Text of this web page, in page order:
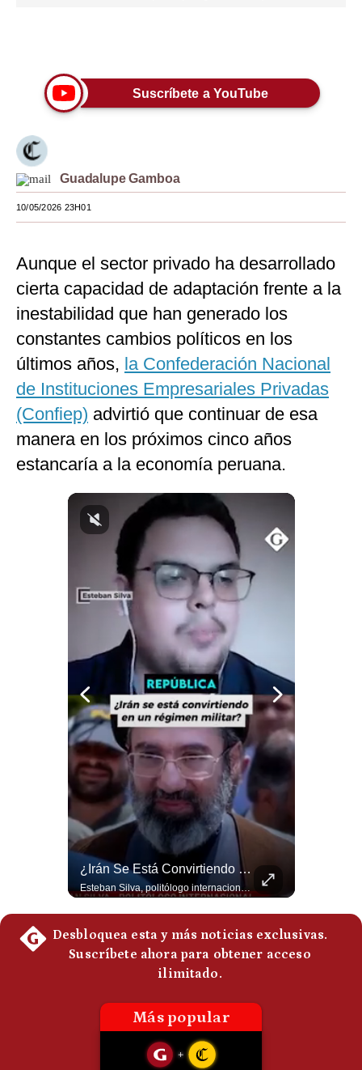
EEUU
México
España
Club del Suscriptor
Mix
Notas Contratadas
Podcast
Gestión TV
Videos
Fotogalerías
Privacidad
Frecuentes
Suscríbete a YouTube
Guadalupe Gamboa
10/05/2026 23H01
Aunque el sector privado ha desarrollado
cierta capacidad de adaptación frente a la
inestabilidad que han generado los
constantes cambios políticos en los
últimos años, la Confederación Nacional
de Instituciones Empresariales Privadas
(Confiep) advirtió que continuar de esa
manera en los próximos cinco años
estancaría a la economía peruana.
¿Irán Se Está Convirtiendo En Un Régimen Militar? | #radar24